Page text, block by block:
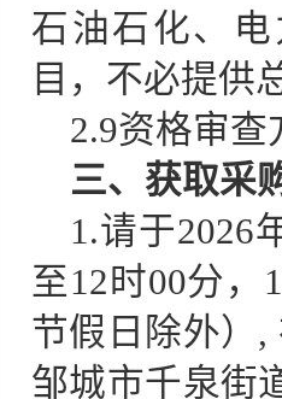
石油石化、
目，不必提供
2.9资格审
三、获取采
1.请于2026
至12时00分，
节假日除外）,
邹城市千泉街